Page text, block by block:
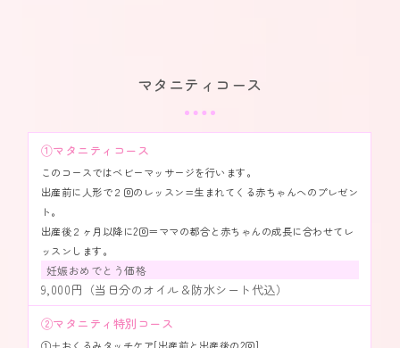
マタニティコース
①マタニティコース
このコースではベビーマッサージを行います。
出産前に人形で２回のレッスン=生まれてくる赤ちゃんへのプレゼン
ト。
出産後２ヶ月以降に2回＝ママの都合と赤ちゃんの成長に合わせてレ
ッスンします。
妊娠おめでとう価格
9,000円（当日分のオイル＆防水シート代込）
②マタニティ特別コース